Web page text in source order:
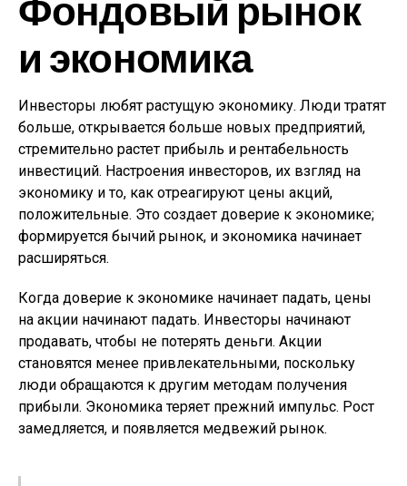
и экономика
Инвесторы любят растущую экономику. Люди тратят
больше, открывается больше новых предприятий,
стремительно растет прибыль и рентабельность
инвестиций. Настроения инвесторов, их взгляд на
экономику и то, как отреагируют цены акций,
положительные. Это создает доверие к экономике;
формируется бычий рынок, и экономика начинает
расширяться.
Когда доверие к экономике начинает падать, цены
на акции начинают падать. Инвесторы начинают
продавать, чтобы не потерять деньги. Акции
становятся менее привлекательными, поскольку
люди обращаются к другим методам получения
прибыли. Экономика теряет прежний импульс. Рост
замедляется, и появляется медвежий рынок.